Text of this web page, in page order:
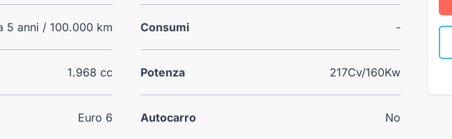
5 anni / 100.000 km Consumi -
1.968 cc Potenza 217Cv/160Kw
Euro 6 Autocarro No